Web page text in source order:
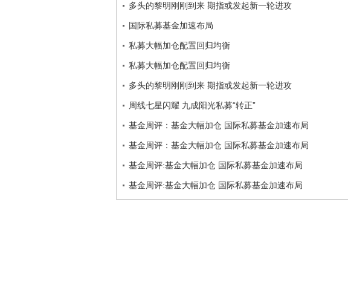
多头的黎明刚刚到来 期指或发起新一轮进攻
国际私募基金加速布局
私募大幅加仓配置回归均衡
私募大幅加仓配置回归均衡
多头的黎明刚刚到来 期指或发起新一轮进攻
周线七星闪耀 九成阳光私募“转正”
基金周评：基金大幅加仓 国际私募基金加速布局
基金周评：基金大幅加仓 国际私募基金加速布局
基金周评:基金大幅加仓 国际私募基金加速布局
基金周评:基金大幅加仓 国际私募基金加速布局